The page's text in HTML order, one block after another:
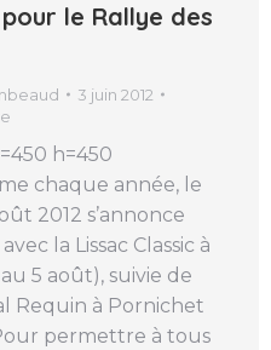
le Rallye des
3 juin 2012
h=450
chaque année, le
2012 s’annonce
la Lissac Classic à
5 août), suivie de
Requin à Pornichet
permettre à tous